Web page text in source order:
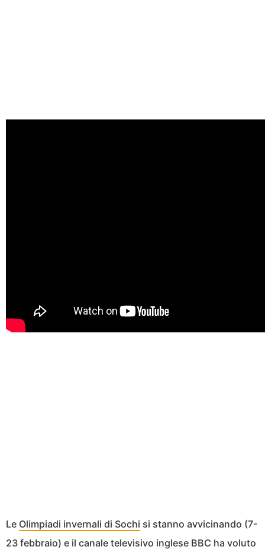
Le Olimpiadi invernali di Sochi si stanno avvicinando (7-
23 febbraio) e il canale televisivo inglese BBC ha voluto